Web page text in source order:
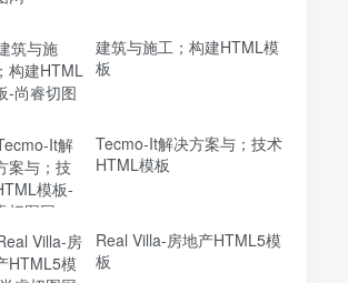
建筑与施工；构建HTML模
板
Tecmo-It解决方案与；技术
HTML模板
Real Villa-房地产HTML5模
板